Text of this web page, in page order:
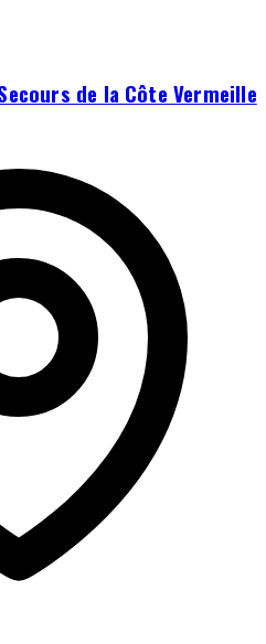
de la Côte Vermeille